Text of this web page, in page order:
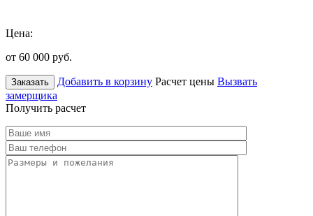
Цена:
от 60 000 руб.
Заказать Добавить в корзину Расчет цены Вызвать
замерщика
Получить расчет